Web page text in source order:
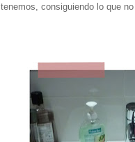
tenemos, consiguiendo lo que